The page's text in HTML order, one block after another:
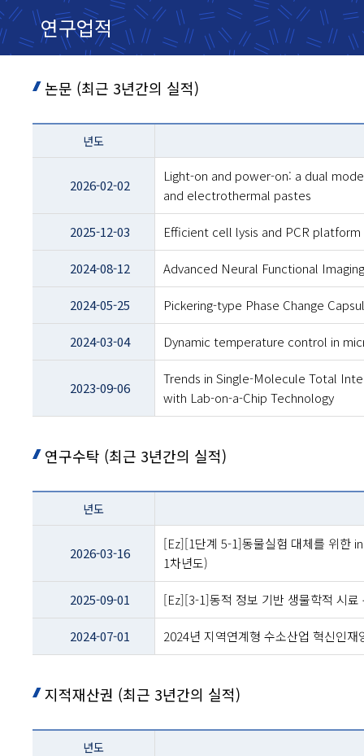
연구업적
논문 (최근 3년간의 실적)
제목
년도
2026-02-02
Light-on and power-on: a dual
and electrothermal pastes
2025-12-03 Efficient cell lysis and PCR
2024-08-12 Advanced Neural Functional
2024-05-25 Pickering-type Phase Change
2024-03-04 Dynamic temperature control in
2023-09-06
Trends in Single-Molecule Total
with Lab-on-a-Chip Technology
연구수탁 (최근 3년간의 실적)
제목
년도
2026-03-16
[Ez][1단계 5-1]동물실험 대체를 위한
1차년도)
2025-09-01 [Ez][3-1]동적 정보 기반 생물학적 시
2024-07-01 2024년 지역연계형 수소산업 혁신인재
지적재산권 (최근 3년간의 실적)
년도